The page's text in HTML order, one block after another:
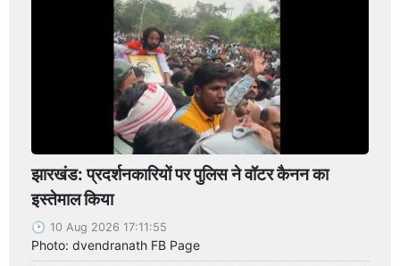
झारखंड: प्रदर्शनकारियों पर पुलिस ने वॉटर कैनन का
इस्तेमाल किया
10 Aug 2026 17:11:55
Photo: dvendranath FB Page